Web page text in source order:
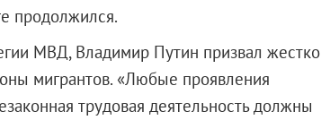
продолжился.
МВД, Владимир Путин призвал жестко
мигрантов. «Любые проявления
трудовая деятельность должны